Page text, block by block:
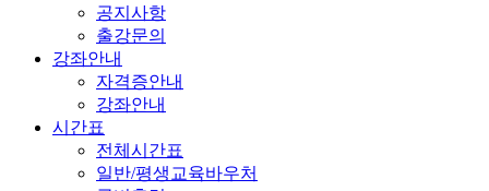
공지사항
출강문의
강좌안내
자격증안내
강좌안내
시간표
전체시간표
일반/평생교육바우처